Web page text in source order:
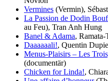
Vermines (Vermin),
La Passion de Dodin
au Feu), Tran Anh Hung
Banel & Adama,
Daaaaaali!, Quentin
Menus-Plaisirs – Les
(documentär)
Chicken for Linda!,